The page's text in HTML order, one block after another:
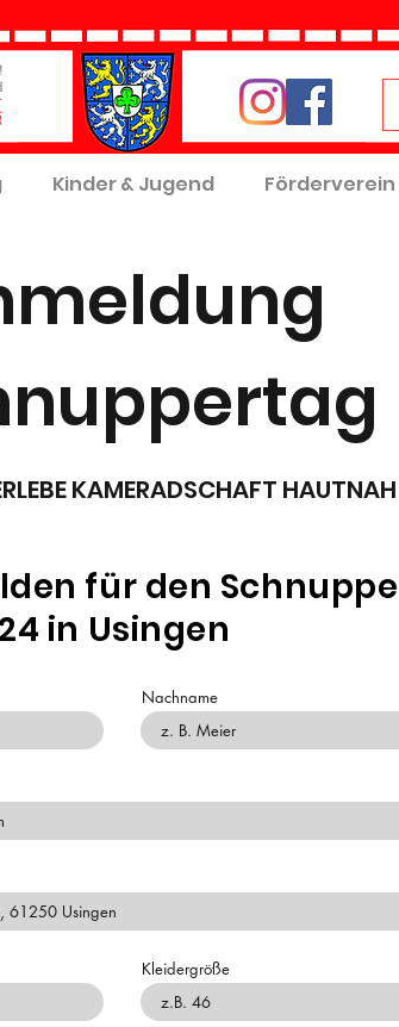
Kinder & Jugend Förderverein
KAMERADSCHAFT
für den
in Usingen
Nachname
Kleidergröße